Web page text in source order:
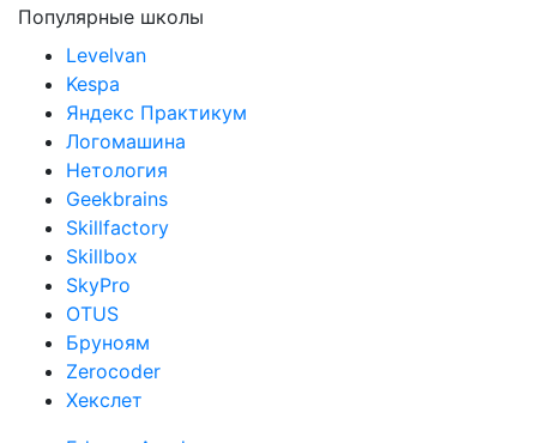
Популярные школы
Levelvan
Kespa
Яндекс Практикум
Логомашина
Нетология
Geekbrains
Skillfactory
Skillbox
SkyPro
OTUS
Бруноям
Zerocoder
Хекслет